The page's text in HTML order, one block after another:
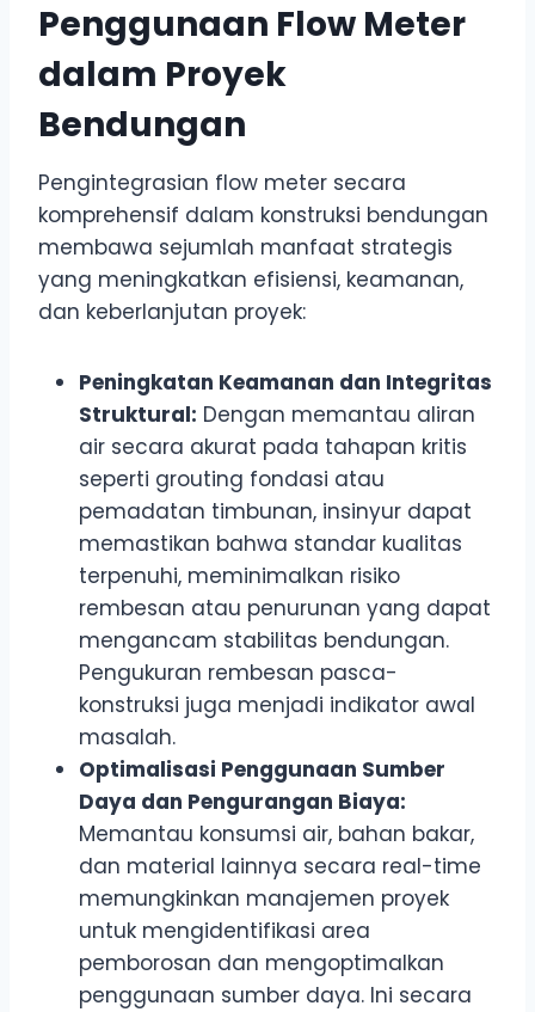
Penggunaan Flow Meter
dalam Proyek
Bendungan
Pengintegrasian flow meter secara
komprehensif dalam konstruksi bendungan
membawa sejumlah manfaat strategis
yang meningkatkan efisiensi, keamanan,
dan keberlanjutan proyek:
Peningkatan Keamanan dan Integritas
Struktural: Dengan memantau aliran
air secara akurat pada tahapan kritis
seperti grouting fondasi atau
pemadatan timbunan, insinyur dapat
memastikan bahwa standar kualitas
terpenuhi, meminimalkan risiko
rembesan atau penurunan yang dapat
mengancam stabilitas bendungan.
Pengukuran rembesan pasca-
konstruksi juga menjadi indikator awal
masalah.
Optimalisasi Penggunaan Sumber
Daya dan Pengurangan Biaya:
Memantau konsumsi air, bahan bakar,
dan material lainnya secara real-time
memungkinkan manajemen proyek
untuk mengidentifikasi area
pemborosan dan mengoptimalkan
penggunaan sumber daya. Ini secara